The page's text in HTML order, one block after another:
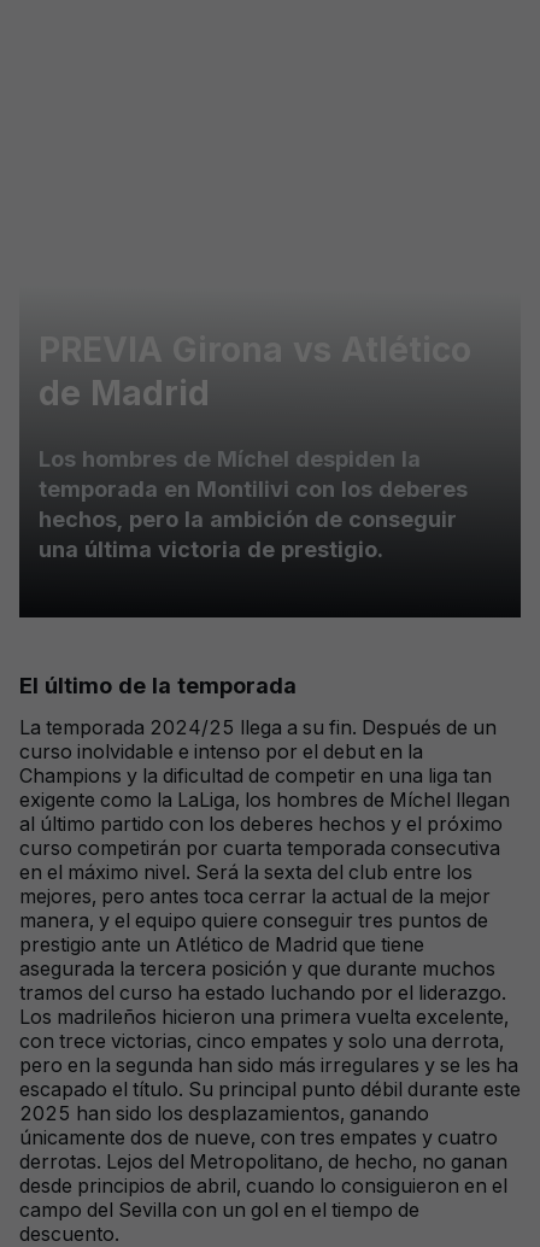
PREVIA Girona vs Atlético
de Madrid
Los hombres de Míchel despiden la
temporada en Montilivi con los deberes
hechos, pero la ambición de conseguir
una última victoria de prestigio.
El último de la temporada
La temporada 2024/25 llega a su fin. Después de un
curso inolvidable e intenso por el debut en la
Champions y la dificultad de competir en una liga tan
exigente como la LaLiga, los hombres de Míchel llegan
al último partido con los deberes hechos y el próximo
curso competirán por cuarta temporada consecutiva
en el máximo nivel. Será la sexta del club entre los
mejores, pero antes toca cerrar la actual de la mejor
manera, y el equipo quiere conseguir tres puntos de
prestigio ante un Atlético de Madrid que tiene
asegurada la tercera posición y que durante muchos
tramos del curso ha estado luchando por el liderazgo.
Los madrileños hicieron una primera vuelta excelente,
con trece victorias, cinco empates y solo una derrota,
pero en la segunda han sido más irregulares y se les ha
escapado el título. Su principal punto débil durante este
2025 han sido los desplazamientos, ganando
únicamente dos de nueve, con tres empates y cuatro
derrotas. Lejos del Metropolitano, de hecho, no ganan
desde principios de abril, cuando lo consiguieron en el
campo del Sevilla con un gol en el tiempo de
descuento.